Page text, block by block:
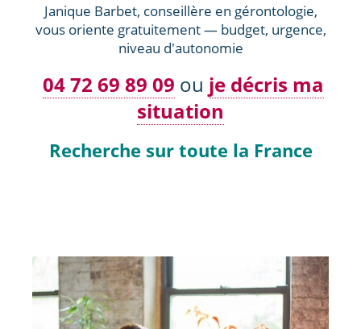
Janique Barbet, conseillère en gérontologie,
vous oriente gratuitement — budget, urgence,
niveau d'autonomie
04 72 69 89 09 ou je décris ma
situation
Recherche sur toute la France